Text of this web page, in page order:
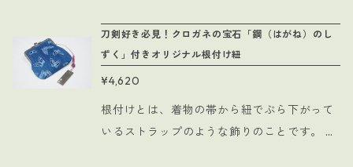
はご希望の銘を二文字まで入れることが可能
です ※実用としてご利用いただけますが、包
丁の表面が傷つき、刃の光沢はだんだん鈍
く、薄暗く曇りやすくなります ＊ご質問など
ご不明な点がございましたら、宗永鍛刀場事
ートとしてのご利用はもちろん、願い事や座
右の銘を刻むなどして、お守りのようにして
お持ちになることもお勧めしております。 ━
━━━━━━━━━━━━━━━━━━━━
━━ 「鋼（はがね）のしずく」とは・・ ━━
類い稀なものです。 通常であれば日本刀の製
作過程では細かい鉄くずとなってしまうもの
が、刀工 藤原宗永が造り出す日本刀の材料
は、希少で良質な玉鋼を使用しており、高純
度の鐡の塊となって滴り落ち、それを「鋼の
刀剣好き必見！クロガネの宝石「鋼（はがね）のし
ずく」付きオリジナル根付け紐
¥4,620
根付けとは、着物の帯から紐でぶら下がって
いるストラップのような飾りのことです。 観